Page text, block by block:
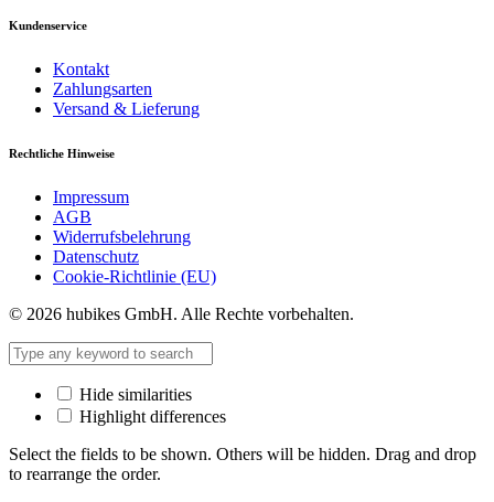
Kundenservice
Kontakt
Zahlungsarten
Versand & Lieferung
Rechtliche Hinweise
Impressum
AGB
Widerrufsbelehrung
Datenschutz
Cookie-Richtlinie (EU)
© 2026 hubikes GmbH. Alle Rechte vorbehalten.
Hide similarities
Highlight differences
Select the fields to be shown. Others will be hidden. Drag and drop
to rearrange the order.